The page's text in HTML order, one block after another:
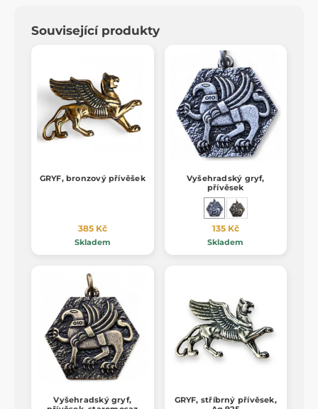
Související produkty
GRYF, bronzový přívěšek
385 Kč
Skladem
Vyšehradský gryf,
přívěsek
135 Kč
Skladem
Vyšehradský gryf,
GRYF, stříbrný přívěsek,